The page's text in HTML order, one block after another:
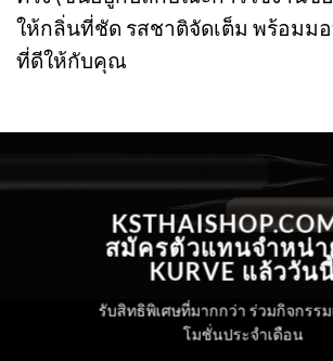
ให้กลิ่นที่ชัด รสชาติจัดเต็ม พร้อมม
ที่ดีให้กับคุณ
สมัครตัวแทนจำหน่า
KURVE แล้ววัน
รับสิทธิพิเศษที่มากกว่า ร่วมกิจกรร
โมชั่นประจำเดือน